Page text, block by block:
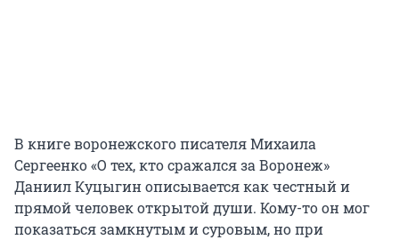
В книге воронежского писателя Михаила
Сергеенко «О тех, кто сражался за Воронеж»
Даниил Куцыгин описывается как честный и
прямой человек открытой души. Кому-то он мог
показаться замкнутым и суровым, но при